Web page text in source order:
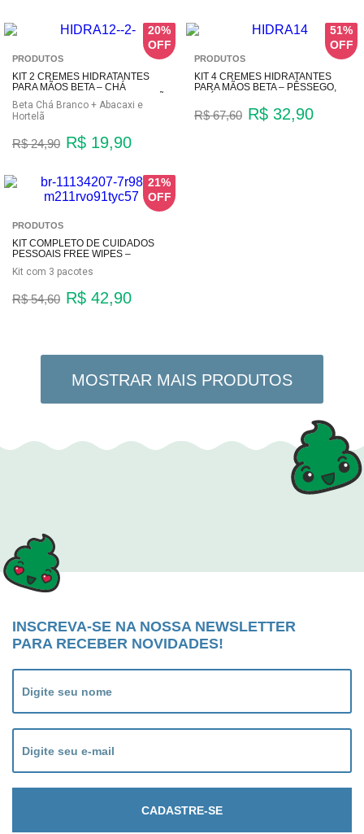
20%
PRODUTOS
KIT 2 CREMES HIDRATANTES
PARA MÃOS BETA – CHÁ
BRANCO E ABACAXI & HORTELÃ
Beta Chá Branco + Abacaxi e
Hortelã
R$ 24,90 R$ 19,90
51%
PRODUTOS
KIT 4 CREMES HIDRATANTES
PARA MÃOS BETA – PÊSSEGO,
MELANCIA & LIMÃO
R$ 67,60 R$ 32,90
21%
PRODUTOS
KIT COMPLETO DE CUIDADOS
PESSOAIS FREE WIPES –
Kit com 3 pacotes
R$ 54,60 R$ 42,90
MOSTRAR MAIS PRODUTOS
INSCREVA-SE NA NOSSA NEWSLETTER
PARA RECEBER NOVIDADES!